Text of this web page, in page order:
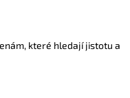
které hledají jistotu a